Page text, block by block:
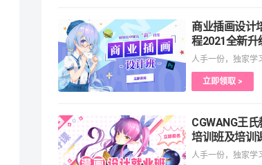
商业插画设计
程2021全新升
人手一份，独家学
立即领取 >
CGWANG王
培训班及培训
人手一份，独家学